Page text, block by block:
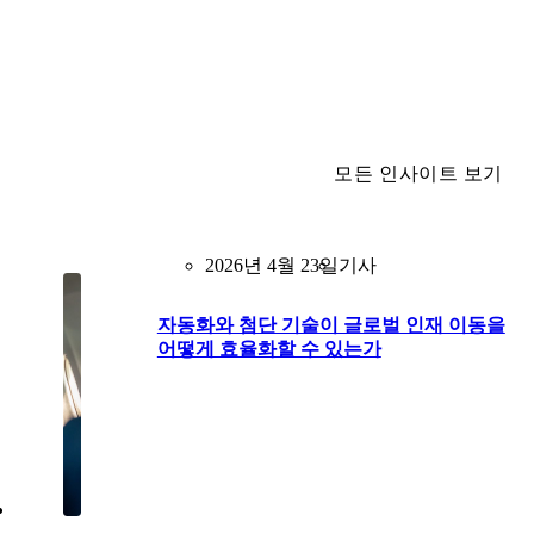
모든 인사이트 보기
2026년 4월 23일기사
자동화와 첨단 기술이 글로벌 인재 이동을
어떻게 효율화할 수 있는가